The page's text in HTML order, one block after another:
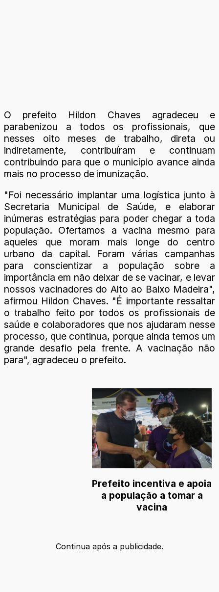
O prefeito Hildon Chaves agradeceu e
parabenizou a todos os profissionais, que
nesses oito meses de trabalho, direta ou
indiretamente, contribuíram e continuam
contribuindo para que o município avance ainda
mais no processo de imunização.
"Foi necessário implantar uma logística junto à
Secretaria Municipal de Saúde, e elaborar
inúmeras estratégias para poder chegar a toda
população. Ofertamos a vacina mesmo para
aqueles que moram mais longe do centro
urbano da capital. Foram várias campanhas
para conscientizar a população sobre a
importância em não deixar de se vacinar, e levar
nossos vacinadores do Alto ao Baixo Madeira",
afirmou Hildon Chaves. "É importante ressaltar
o trabalho feito por todos os profissionais de
saúde e colaboradores que nos ajudaram nesse
processo, que continua, porque ainda temos um
grande desafio pela frente. A vacinação não
para", agradeceu o prefeito.
Prefeito incentiva e apoia
a população a tomar a
vacina
Continua após a publicidade.